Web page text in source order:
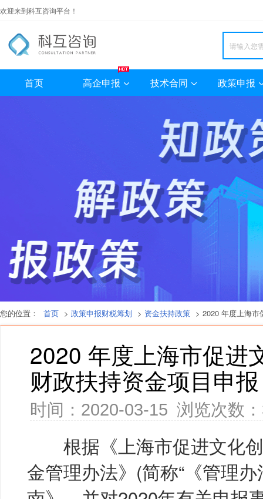
欢迎来到科互咨询平台！
首页 高企申报 技术合同 政策申报
您的位置： 首页 > 政策申报财税筹划 > 资金扶持政策 > 2020 年度上海
2020 年度上海市促进
财政扶持资金项目申报
时间：2020-03-15 浏览次数：
根据《上海市促进文化创
金管理办法》(简称“《管理